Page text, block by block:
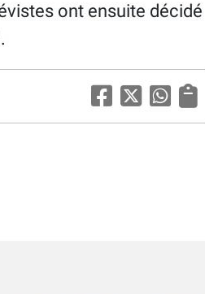
ont ensuite décidé